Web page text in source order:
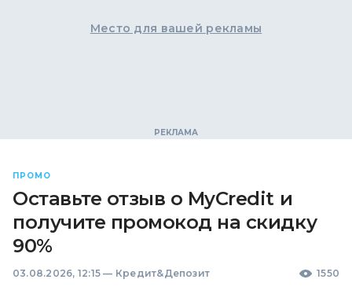
Место для вашей рекламы
ПРОМО
Оставьте отзыв о MyCredit и
получите промокод на скидку
90%
03.08.2026, 12:15 — Кредит&Депозит 1550